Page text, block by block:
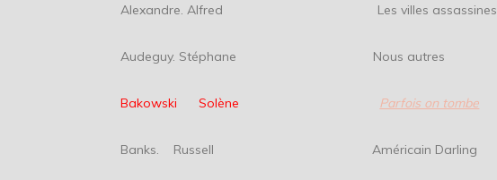
Alexandre. Alfred Les villes assassines
Audeguy. Stéphane Nous autres
Bakowski Solène Parfois on tombe
Banks. Russell Américain Darling